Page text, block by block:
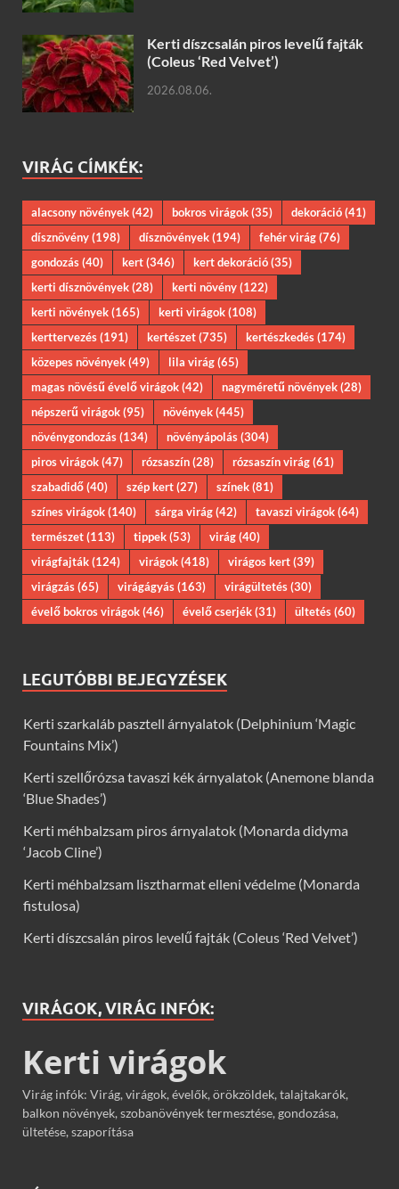
Kerti díszcsalán piros levelű fajták
(Coleus ‘Red Velvet’)
2026.08.06.
VIRÁG CÍMKÉK:
alacsony növények(42) bokros virágok(35) dekoráció(41)
dísznövény(198) dísznövények(194) fehér virág(76)
gondozás(40) kert(346) kert dekoráció(35)
kerti dísznövények(28) kerti növény(122)
kerti növények(165) kerti virágok(108)
kerttervezés(191) kertészet(735) kertészkedés(174)
közepes növények(49) lila virág(65)
magas növésű évelő virágok(42) nagyméretű növények(28)
népszerű virágok(95) növények(445)
növénygondozás(134) növényápolás(304)
piros virágok(47) rózsaszín(28) rózsaszín virág(61)
szabadidő(40) szép kert(27) színek(81)
színes virágok(140) sárga virág(42) tavaszi virágok(64)
természet(113) tippek(53) virág(40)
virágfajták(124) virágok(418) virágos kert(39)
virágzás(65) virágágyás(163) virágültetés(30)
évelő bokros virágok(46) évelő cserjék(31) ültetés(60)
LEGUTÓBBI BEJEGYZÉSEK
Kerti szarkaláb pasztell árnyalatok (Delphinium ‘Magic
Fountains Mix’)
Kerti szellőrózsa tavaszi kék árnyalatok (Anemone blanda
‘Blue Shades’)
Kerti méhbalzsam piros árnyalatok (Monarda didyma
‘Jacob Cline’)
Kerti méhbalzsam lisztharmat elleni védelme (Monarda
fistulosa)
Kerti díszcsalán piros levelű fajták (Coleus ‘Red Velvet’)
VIRÁGOK, VIRÁG INFÓK:
Kerti virágok
Virág infók: Virág, virágok, évelők, örökzöldek, talajtakarók,
balkon növények, szobanövények termesztése, gondozása,
ültetése, szaporítása